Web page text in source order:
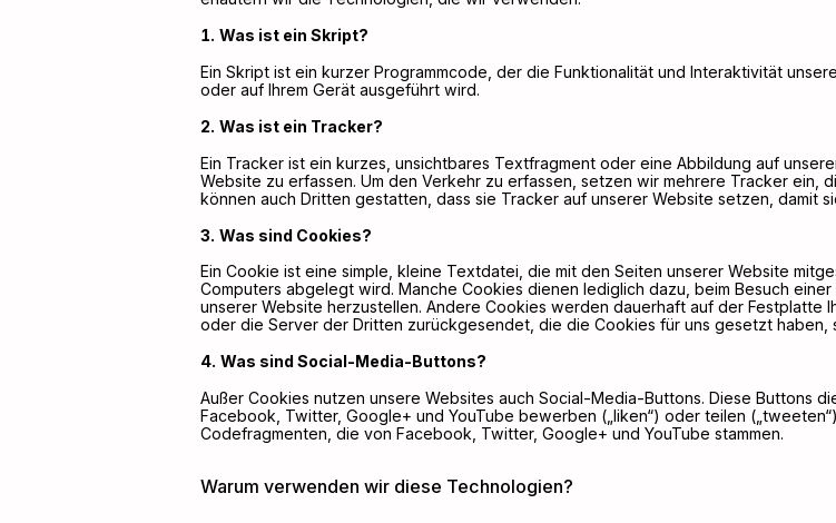
Was ist ein Skript?
Ein Skript ist ein kurzer Programmcode, der die Funktionalität und Interaktivität
oder auf Ihrem Gerät ausgeführt wird.
Was ist ein Tracker?
Ein Tracker ist ein kurzes, unsichtbares Textfragment oder eine Abbildung auf
Website zu erfassen. Um den Verkehr zu erfassen, setzen wir mehrere Tracker ein,
können auch Dritten gestatten, dass sie Tracker auf unserer Website setzen, damit
Was sind Cookies?
Ein Cookie ist eine simple, kleine Textdatei, die mit den Seiten unserer Website
Computers abgelegt wird. Manche Cookies dienen lediglich dazu, beim Besuch
unserer Website herzustellen. Andere Cookies werden dauerhaft auf der Festplatte
oder die Server der Dritten zurückgesendet, die die Cookies für uns gesetzt haben,
Was sind Social-Media-Buttons?
Außer Cookies nutzen unsere Websites auch Social-Media-Buttons. Diese Buttons
Facebook, Twitter, Google+ und YouTube bewerben („liken“) oder teilen
Codefragmenten, die von Facebook, Twitter, Google+ und YouTube stammen.
Warum verwenden wir diese Technologien?